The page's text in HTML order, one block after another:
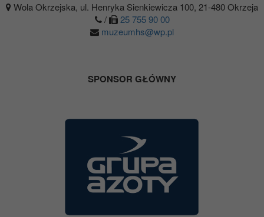
Wola Okrzejska, ul. Henryka Sienkiewicza 100, 21-480 Okrzeja
/
25 755 90 00
muzeumhs@wp.pl
SPONSOR GŁÓWNY